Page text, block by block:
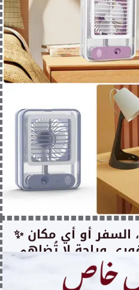
✨ مثالي للبيت، المكتب، السفر أو أي مكان
وراحة لا تُضاهى